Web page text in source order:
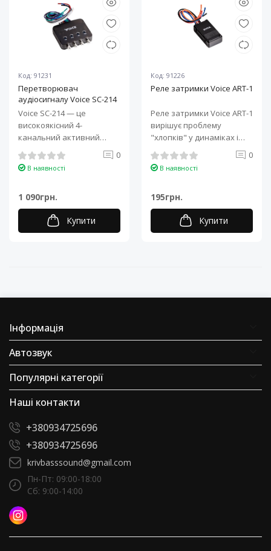
Код: 91231
Перетворювач
аудіосигналу Voice SC-214
Voice SC-214 — це
високоякісний 4-
канальний активний
перетворювач рівня,
призначений для
підключення..
0
В наявності
1 090грн.
Купити
Код: 91226
Реле затримки Voice ART-1
Реле затримки Voice ART-1
вирішує проблему
"хлопків" у динаміках і
сабвуфері при увімкненні
аудіосис..
0
В наявності
195грн.
Купити
Інформація
Автозвук
Популярні категорії
Наші контакти
+380934725696
+380934725696
krivbasssound@gmail.com
Пн-Пт: 09:00-18:00
Сб: 9:00-14:00